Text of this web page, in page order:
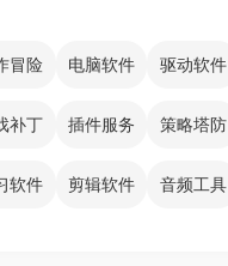
冒险 电脑软件 驱动软件
补丁 插件服务 策略塔防
软件 剪辑软件 音频工具